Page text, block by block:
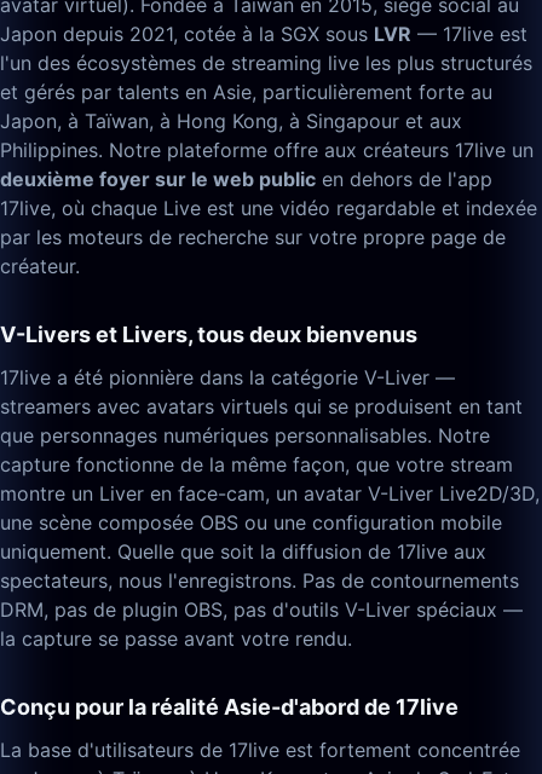
avatar virtuel). Fondée à Taïwan en 2015, siège social au
Japon depuis 2021, cotée à la SGX sous LVR — 17live est
l'un des écosystèmes de streaming live les plus structurés
et gérés par talents en Asie, particulièrement forte au
Japon, à Taïwan, à Hong Kong, à Singapour et aux
Philippines. Notre plateforme offre aux créateurs 17live un
deuxième foyer sur le web public en dehors de l'app
17live, où chaque Live est une vidéo regardable et indexée
par les moteurs de recherche sur votre propre page de
créateur.
V-Livers et Livers, tous deux bienvenus
17live a été pionnière dans la catégorie V-Liver —
streamers avec avatars virtuels qui se produisent en tant
que personnages numériques personnalisables. Notre
capture fonctionne de la même façon, que votre stream
montre un Liver en face-cam, un avatar V-Liver Live2D/3D,
une scène composée OBS ou une configuration mobile
uniquement. Quelle que soit la diffusion de 17live aux
spectateurs, nous l'enregistrons. Pas de contournements
DRM, pas de plugin OBS, pas d'outils V-Liver spéciaux —
la capture se passe avant votre rendu.
Conçu pour la réalité Asie-d'abord de 17live
La base d'utilisateurs de 17live est fortement concentrée